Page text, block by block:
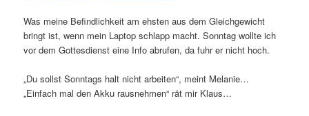
Was meine Befindlichkeit am ehsten aus dem Gleichgewicht
bringt ist, wenn mein Laptop schlapp macht. Sonntag wollte ich
vor dem Gottesdienst eine Info abrufen, da fuhr er nicht hoch.
„Du sollst Sonntags halt nicht arbeiten“, meint Melanie…
„Einfach mal den Akku rausnehmen“ rät mir Klaus…